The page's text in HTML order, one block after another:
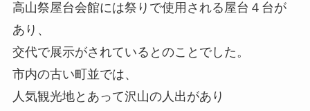
高山祭屋台会館には祭りで使用される屋台４台が
あり、
交代で展示がされているとのことでした。
市内の古い町並では、
人気観光地とあって沢山の人出があり